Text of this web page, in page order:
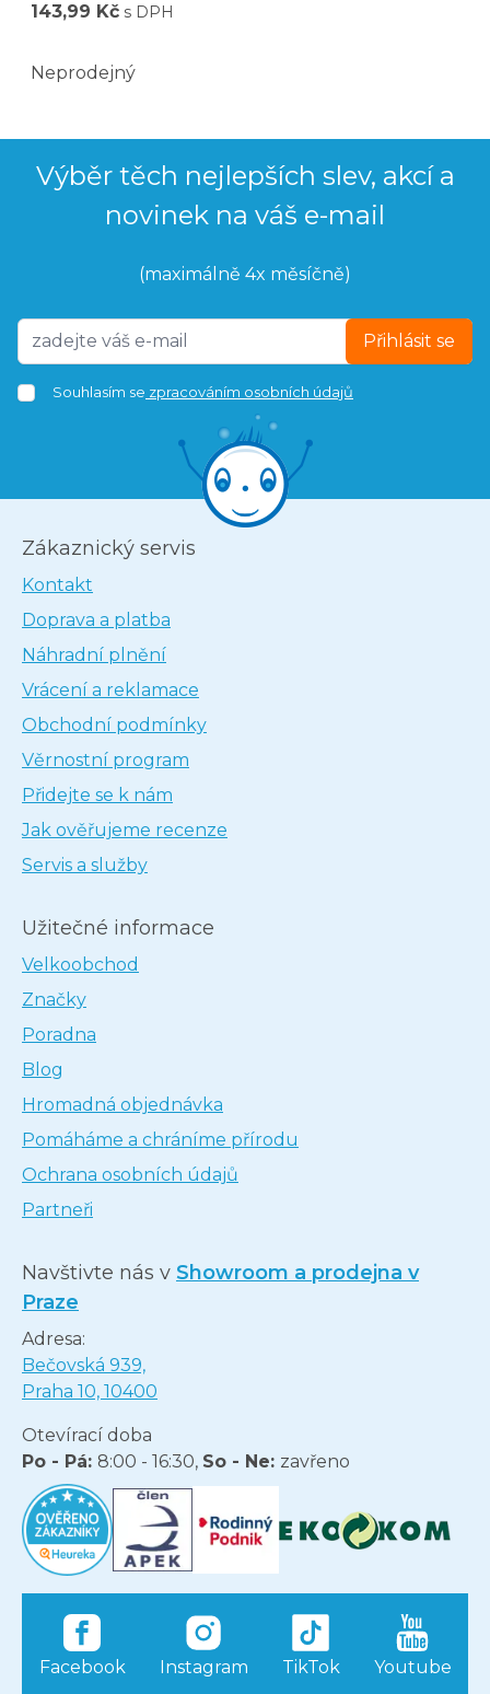
143,99 Kč s DPH
Neprodejný
Výběr těch nejlepších slev, akcí a
novinek na váš e-mail
(maximálně 4x měsíčně)
Přihlásit se
Souhlasím se zpracováním osobních údajů
Zákaznický servis
Kontakt
Doprava a platba
Náhradní plnění
Vrácení a reklamace
Obchodní podmínky
Věrnostní program
Přidejte se k nám
Jak ověřujeme recenze
Servis a služby
Užitečné informace
Velkoobchod
Značky
Poradna
Blog
Hromadná objednávka
Pomáháme a chráníme přírodu
Ochrana osobních údajů
Partneři
Navštivte nás v Showroom a prodejna v
Praze
Adresa:
Bečovská 939,
Praha 10, 10400
Otevírací doba
Po - Pá: 8:00 - 16:30, So - Ne: zavřeno
Facebook Instagram TikTok Youtube